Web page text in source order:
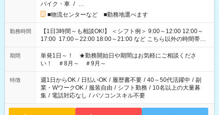
バイク・車 / …
■物流センターなど ■勤務地選べます
勤務時間
【1日3時間～も相談OK!】 ＜シフト例＞ 9:00～12:00 12:00～
17:00 17:00～22:00 18:00～21:00 など こちら以外の時間帯も
お気軽にご相談ください！
期間
単発1日～！ ★勤務開始日や期間はお気軽にご相談くださ
い！ ＃8月～ ＃9月～
特徴 週1日からOK / 日払いOK / 履歴書不要 / 40～50代活躍中 / 副
業・WワークOK / 服装自由 / シフト勤務 / 10名以上の大量募
集 / 電話対応なし / パソコンスキル不要